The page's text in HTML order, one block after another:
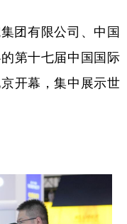
团有限公司、中国
第十七届中国国际
开幕，集中展示世